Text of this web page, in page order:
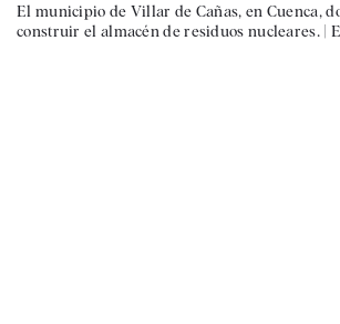
El municipio de Villar de Cañas, en Cuenca,
construir el almacén de residuos nucleares. |